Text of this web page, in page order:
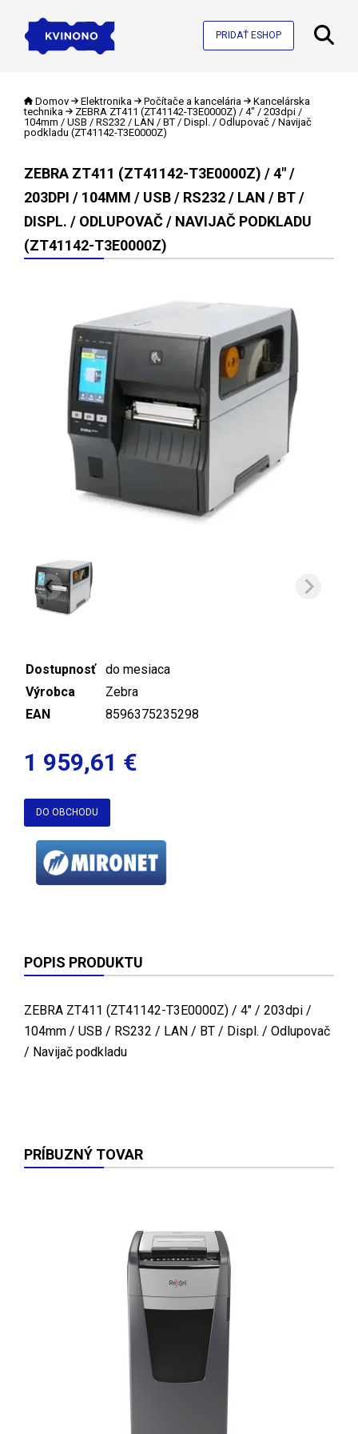
PRIDAŤ ESHOP
Domov Elektronika Počítače a kancelária
Kancelárska
technika
ZEBRA ZT411 (ZT41142-T3E0000Z) / 4" / 203dpi /
104mm / USB / RS232 / LAN / BT / Displ. / Odlupovač / Navijač
podkladu (ZT41142-T3E0000Z)
ZEBRA ZT411 (ZT41142-T3E0000Z) / 4" /
203DPI / 104MM / USB / RS232 / LAN / BT /
DISPL. / ODLUPOVAČ / NAVIJAČ PODKLADU
(ZT41142-T3E0000Z)
Dostupnosť
do mesiaca
Výrobca
Zebra
EAN
8596375235298
1 959,61 €
DO OBCHODU
POPIS PRODUKTU
ZEBRA ZT411 (ZT41142-T3E0000Z) / 4" / 203dpi /
104mm / USB / RS232 / LAN / BT / Displ. / Odlupovač
/ Navijač podkladu
PRÍBUZNÝ TOVAR